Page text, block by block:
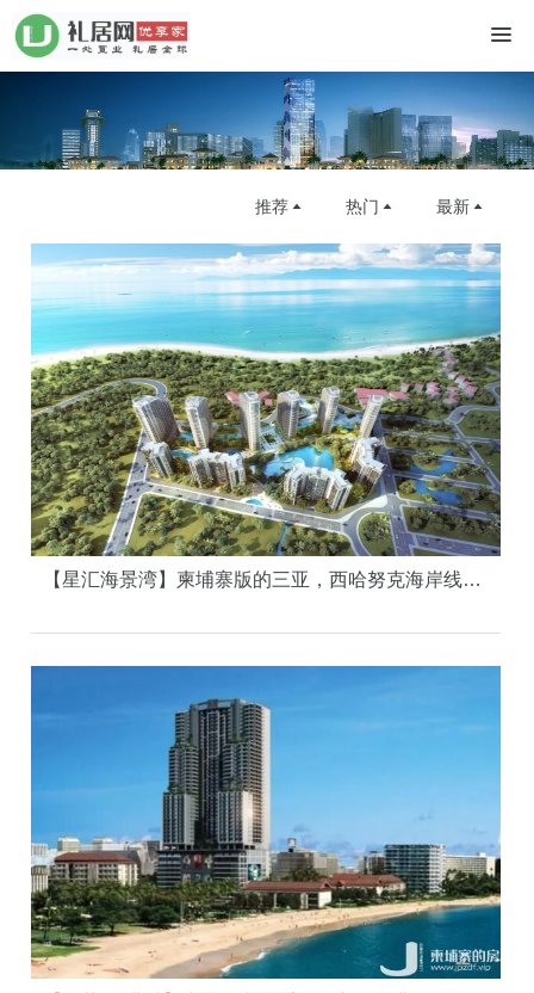
推荐 热门 最新
【星汇海景湾】柬埔寨版的三亚，西哈努克海岸线上的世界级海景大盘